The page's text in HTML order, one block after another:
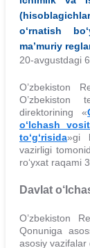
o‘rnatish
ma’muriy
20-avgustdagi
O’zbekiston
O’zbekiston
direktorining «
o‘lchash
to‘g‘risida»gi
vazirligi
ro‘yxat raqami
Davlat
O’zbekiston
Qonuniga
asosiy vazifalar